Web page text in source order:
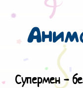
Супермен -